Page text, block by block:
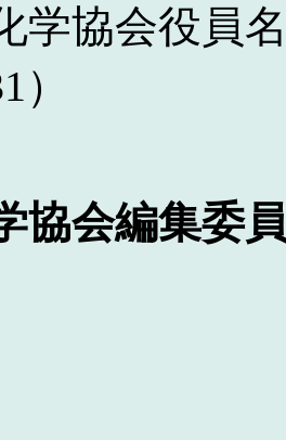
学協会役員
協会編集委